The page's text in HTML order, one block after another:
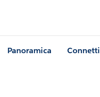
Panoramica Connetti